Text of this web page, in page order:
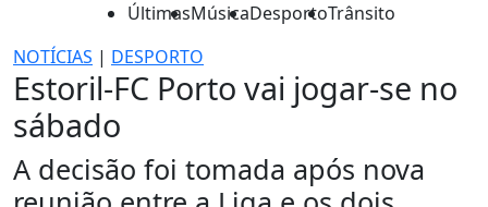
ÚltimasMúsicaDesportoTrânsito
NOTÍCIAS | DESPORTO
Estoril-FC Porto vai jogar-se no
sábado
A decisão foi tomada após nova